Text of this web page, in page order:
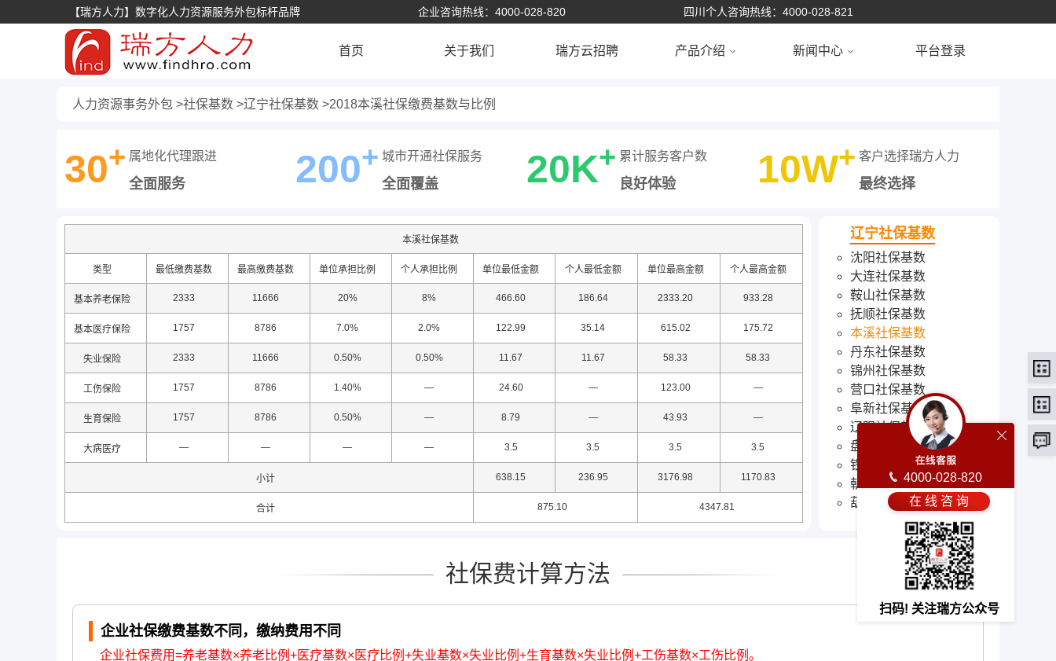
【瑞方人力】数字化人力资源服务外包标杆品牌 企业咨询热线：4000-028-820 四川个人咨询热线：4000-028-821
首页 关于我们 瑞方云招聘 产品介绍 新闻中心 平台登录
人力资源事务外包 社保基数 辽宁社保基数 2018本溪社保缴费基数与比例
30+ 属地化代理跟进
全面服务 200+ 城市开通社保服务
全面覆盖 20K+ 累计服务客户数
良好体验 10W+ 客户选择瑞方人力
最终选择
本溪社保基数
类型 最低缴费基数 最高缴费基数 单位承担比例 个人承担比例 单位最低金额 个人最低金额 单位最高金额 个人最高金额
基本养老保险 2333 11666 20% 8% 466.60 186.64 2333.20 933.28
基本医疗保险 1757 8786 7.0% 2.0% 122.99 35.14 615.02 175.72
失业保险 2333 11666 0.50% 0.50% 11.67 11.67 58.33 58.33
工伤保险 1757 8786 1.40% — 24.60 — 123.00 —
生育保险 1757 8786 0.50% — 8.79 — 43.93 —
大病医疗 — — — — 3.5 3.5 3.5 3.5
小计 638.15 236.95 3176.98 1170.83
合计 875.10 4347.81
辽宁社保基数
沈阳社保基数
大连社保基数
鞍山社保基数
抚顺社保基数
本溪社保基数
丹东社保基数
锦州社保基数
营口社保基数
阜新社保基数
辽阳社保基数
盘锦社保基数
铁岭社保基数
朝阳社保基数
葫芦岛社保基数
社保费计算方法
企业社保缴费基数不同，缴纳费用不同
企业社保费用=养老基数×养老比例+医疗基数×医疗比例+失业基数×失业比例+生育基数×失业比例+工伤基数×工伤比例。
4000-028-820
在 线 咨 询
扫码! 关注瑞方公众号